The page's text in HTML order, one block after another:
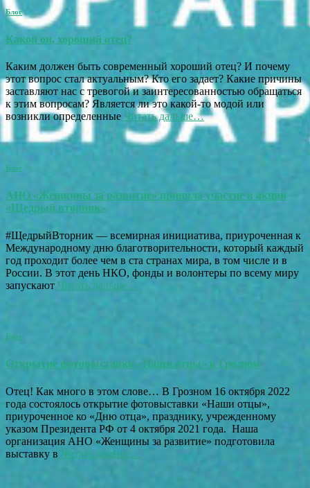
Блог
Какой он, хороший отец?
Каким должен быть современный хороший отец? И почему
этот вопрос стал актуальным? Кто его задает? Какие причины
заставляют нас с тревогой и заинтересованностью обращаться
к этим вопросам? Является ли это какой-то модой или
возникли определенные Читать дальше…
Блог
АНО «Женщины за развитие» приняла участие в акции
«Щедрый вторник»
#ЩедрыйВторник — всемирная инициатива, приуроченная к
Международному дню благотворительности, который каждый
год проходит более чем в ста странах мира, в том числе и в
России. В этот день НКО, фонды и волонтеры по всему миру
запускают Читать дальше…
Блог
Открытие фотовыставки «Наши отцы» в Грозном
Отец! Как много в этом слове… В Грозном 16 октября 2022
года состоялось открытие фотовыставки «Наши отцы»,
приуроченное ко «Дню отца», празднику, учрежденному
указом Президента РФ от 4 октября 2021 года. Наша
организация АНО «Женщины за развитие» подготовила
выставку в Читать дальше…